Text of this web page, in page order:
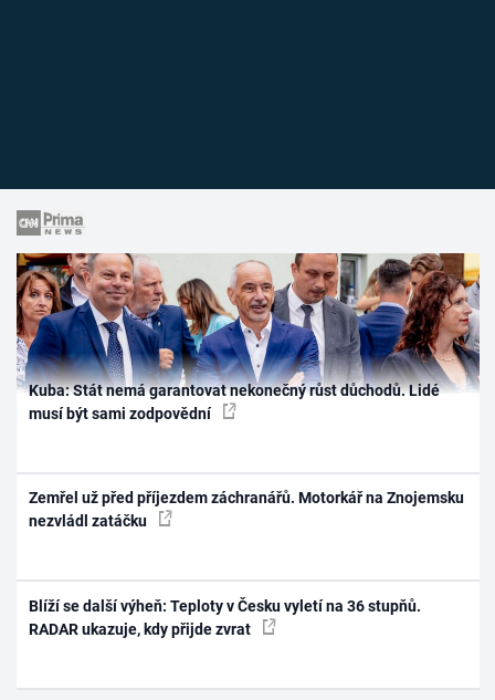
Kuba: Stát nemá garantovat nekonečný růst důchodů. Lidé
musí být sami zodpovědní
Zemřel už před příjezdem záchranářů. Motorkář na Znojemsku
nezvládl zatáčku
Blíží se další výheň: Teploty v Česku vyletí na 36 stupňů.
RADAR ukazuje, kdy přijde zvrat